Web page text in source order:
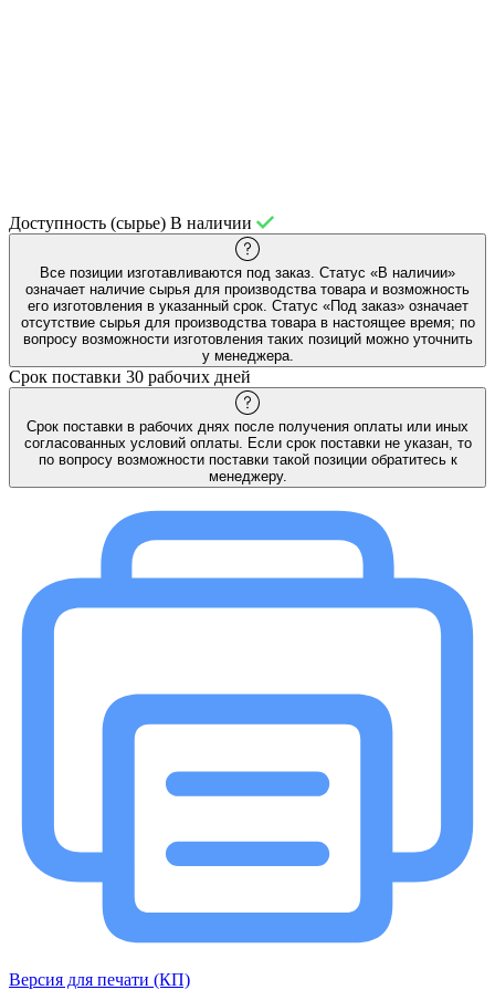
Доступность (сырье) В наличии
Все позиции изготавливаются под заказ. Статус «В наличии»
означает наличие сырья для производства товара и возможность
его изготовления в указанный срок. Статус «Под заказ» означает
отсутствие сырья для производства товара в настоящее время; по
вопросу возможности изготовления таких позиций можно уточнить
у менеджера.
Срок поставки 30 рабочих дней
Срок поставки в рабочих днях после получения оплаты или иных
согласованных условий оплаты. Если срок поставки не указан, то
по вопросу возможности поставки такой позиции обратитесь к
менеджеру.
Версия для печати (КП)